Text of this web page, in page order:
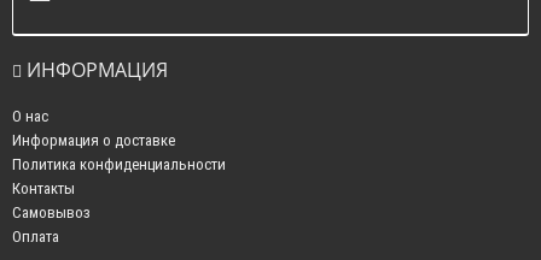
ИНФОРМАЦИЯ
О нас
Информация о доставке
Политика конфиденциальности
Контакты
Самовывоз
Оплата